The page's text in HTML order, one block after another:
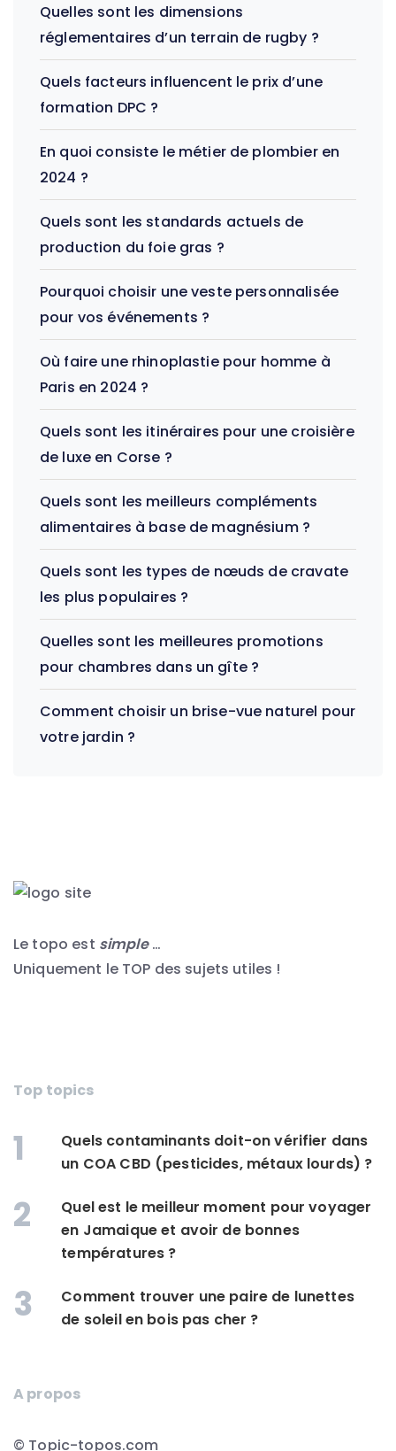
Quelles sont les dimensions
réglementaires d’un terrain de rugby ?
Quels facteurs influencent le prix d’une
formation DPC ?
En quoi consiste le métier de plombier en
2024 ?
Quels sont les standards actuels de
production du foie gras ?
Pourquoi choisir une veste personnalisée
pour vos événements ?
Où faire une rhinoplastie pour homme à
Paris en 2024 ?
Quels sont les itinéraires pour une croisière
de luxe en Corse ?
Quels sont les meilleurs compléments
alimentaires à base de magnésium ?
Quels sont les types de nœuds de cravate
les plus populaires ?
Quelles sont les meilleures promotions
pour chambres dans un gîte ?
Comment choisir un brise-vue naturel pour
votre jardin ?
Le topo est simple…
Uniquement le TOP des sujets utiles !
Top topics
1
Quels contaminants doit-on vérifier dans
un COA CBD (pesticides, métaux lourds) ?
2
Quel est le meilleur moment pour voyager
en Jamaique et avoir de bonnes
températures ?
3
Comment trouver une paire de lunettes
de soleil en bois pas cher ?
A propos
© Topic-topos.com